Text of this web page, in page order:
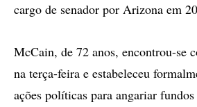
cargo de senador por Arizona em
McCain, de 72 anos, encontrou-se
na terça-feira e estabeleceu
ações políticas para angariar